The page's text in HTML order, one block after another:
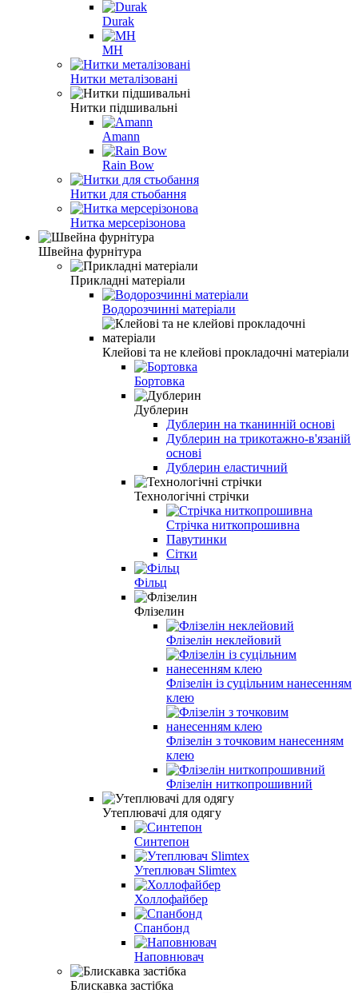
Durak
MH
Нитки металізовані
Нитки підшивальні
Amann
Rain Bow
Нитки для стьобання
Нитка мерсерізонова
Швейна фурнітура
Прикладні матеріали
Водорозчинні матеріали
Клейові та не клейові прокладочні матеріали
Бортовка
Дублерин
Дублерин на тканинній основі
Дублерин на трикотажно-в'язаній
основі
Дублерин еластичний
Технологічні стрічки
Стрічка ниткопрошивна
Павутинки
Сітки
Фільц
Флізелин
Флізелін неклейовий
Флізелін із суцільним нанесенням
клею
Флізелін з точковим нанесенням
клею
Флізелін ниткопрошивний
Утеплювачі для одягу
Синтепон
Утеплювач Slimtex
Холлофайбер
Спанбонд
Наповнювач
Блискавка застібка